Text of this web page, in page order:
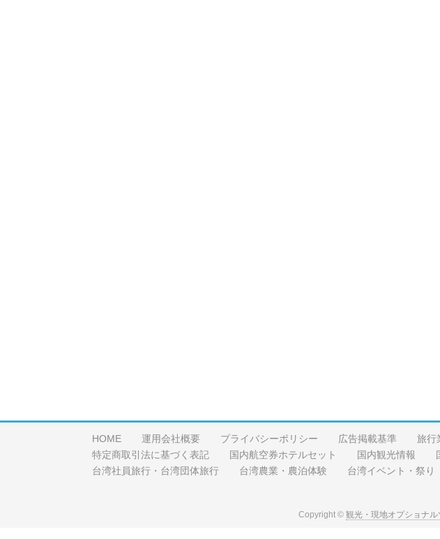
HOME 運用会社概要 プライバシーポリシー 広告掲載基準 旅行
特定商取引法に基づく表記
国内航空券ホテルセット 国内観光情報
台湾社員旅行・台湾団体旅行
台湾農業・農泊体験 台湾イベント・祭り
Copyright © 観光・現地オプショナ